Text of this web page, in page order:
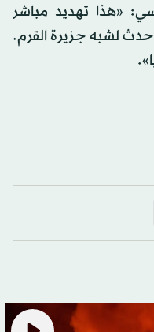
«هذا تهديد مباشر
لشبه جزيرة القرم.